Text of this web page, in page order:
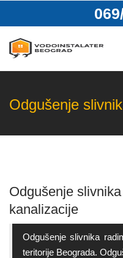
Odgušenje
Odgušenje
kanalizacije
Odgušenje slivnika
teritorije Beograda.